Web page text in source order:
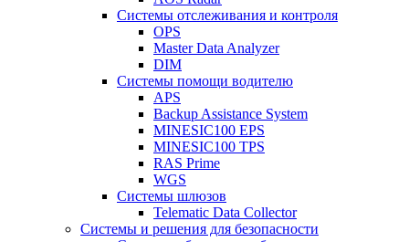
Системы отслеживания и контроля
OPS
Master Data Analyzer
DIM
Системы помощи водителю
APS
Backup Assistance System
MINESIC100 EPS
MINESIC100 TPS
RAS Prime
WGS
Системы шлюзов
Telematic Data Collector
Системы и решения для безопасности